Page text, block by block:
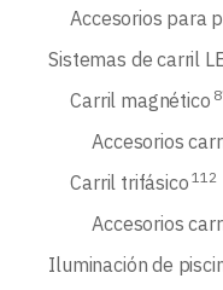
Accesorios para
Sistemas de carril
Carril magnético
Accesorios
Carril trifásico 112
Accesorios
Iluminación de